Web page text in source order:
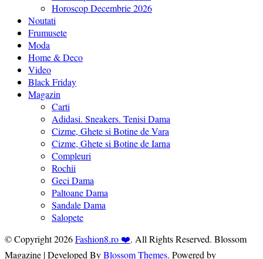
Horoscop Decembrie 2026
Noutati
Frumusete
Moda
Home & Deco
Video
Black Friday
Magazin
Carti
Adidasi. Sneakers. Tenisi Dama
Cizme, Ghete si Botine de Vara
Cizme, Ghete si Botine de Iarna
Compleuri
Rochii
Geci Dama
Paltoane Dama
Sandale Dama
Salopete
© Copyright 2026Fashion8.ro ❤️. All Rights Reserved. Blossom
Magazine | Developed ByBlossom Themes. Powered by